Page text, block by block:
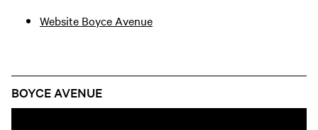
Website Boyce Avenue
BOYCE AVENUE